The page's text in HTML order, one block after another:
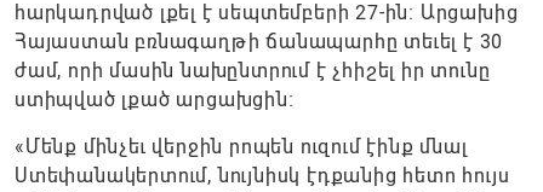
հարկադրված լքել է սեպտեմբերի 27-ին։ Արցախից
Հայաստան բռնագաղթի ճանապարհը տեւել է 30
ժամ, որի մասին նախընտրում է չհիշել իր տունը
ստիպված լքած արցախցին։
«Մենք մինչեւ վերջին րոպեն ուզում էինք մնալ
Ստեփանակերտում, նույնիսկ էդքանից հետո հույս